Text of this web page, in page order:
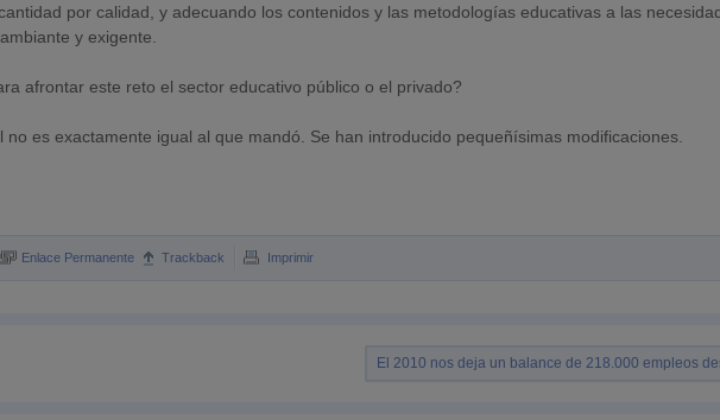
por calidad, y adecuando los contenidos y las metodologías educativas a las
y exigente.
afrontar este reto el sector educativo público o el privado?
no es exactamente igual al que mandó. Se han introducido pequeñísimas modificaciones.
Enlace Permanente Trackback Imprimir
El 2010 nos deja un balance de 218.000 empleos